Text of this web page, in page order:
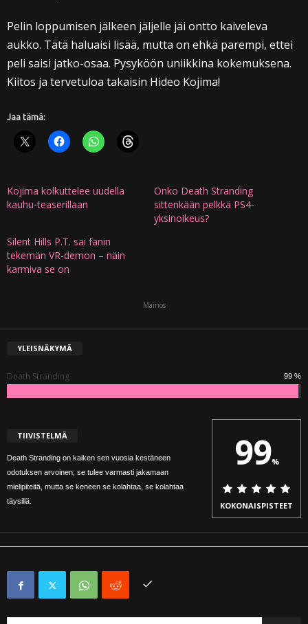
Pelin loppumisen jälkeen jäljelle jäi ontto kaiveleva
aukko. Tätä haluaisi lisää, mutta on ehkä parempi, ettei
peli saisi jatko-osaa. Pysyköön uniikkina kokemuksena.
Kiitos ja tervetuloa takaisin Hideo Kojima!
Jaa tämä:
Kojima kolkuttelee uudella
kauhu-teaserillaan
Onko Death Stranding
sittenkään pelkkä PS4-
yksinoikeus?
Silent Hills P.T. sai fanin
tekemän VR-demon – näin
karmiva se on
Mainos
YLEISNÄKYMÄ
Death Stranding 99 %
TIIVISTELMÄ
Death Stranding on kaiken sen vuosia kestäneen
odotuksen arvoinen; se tulee varmasti jakamaan
mielipiteitä, mutta se keneen se kolahtaa, se kolahtaa
täysillä.
99%
KOKONAISPISTEET